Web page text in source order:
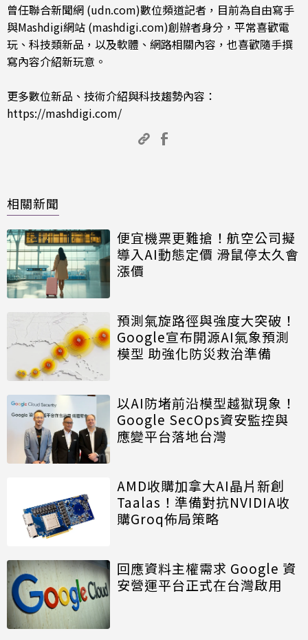
曾任聯合新聞網 (udn.com)數位頻道記者，目前為自由寫手
與Mashdigi網站 (mashdigi.com)創辦者身分，平常喜歡電
玩、科技類新品，以及軟體、網路相關內容，也喜歡隨手撰
寫內容介紹新玩意。
更多數位新品、技術介紹與科技趨勢內容：
https://mashdigi.com/
相關新聞
便宜機票更難搶！航空公司擬
導入AI動態定價 滑鼠停太久會
漲價
預測氣旋路徑與強度大突破！
Google宣布開源AI氣象預測
模型 助強化防災救治準備
以AI防堵前沿模型越獄現象！
Google SecOps資安監控與
應變平台落地台灣
AMD收購加拿大AI晶片新創
Taalas！準備對抗NVIDIA收
購Groq佈局策略
回應資料主權需求 Google 資
安營運平台正式在台灣啟用